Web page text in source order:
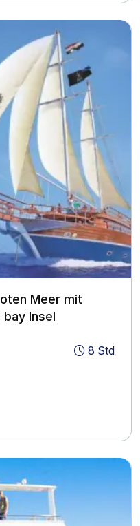
Meer mit
bay Insel
8 Std